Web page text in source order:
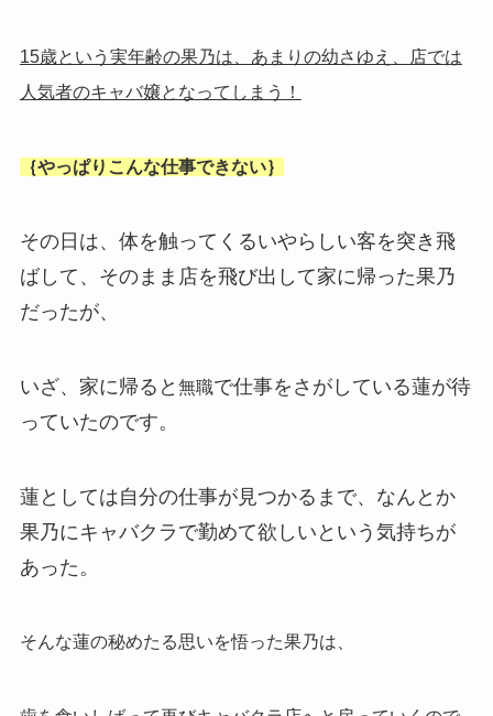
15歳という実年齢の果乃は、あまりの幼さゆえ、店では
人気者のキャバ嬢となってしまう！
｛やっぱりこんな仕事できない｝
その日は、体を触ってくるいやらしい客を突き飛
ばして、そのまま店を飛び出して家に帰った果乃
だったが、
いざ、家に帰ると 無職で仕事をさがしている蓮が待
っていたのです。
蓮としては自分の仕事が見つかるまで、なんとか
果乃にキャバクラで勤めて欲しいという気持ちが
あった。
そんな蓮の秘めたる思いを悟った果乃は、